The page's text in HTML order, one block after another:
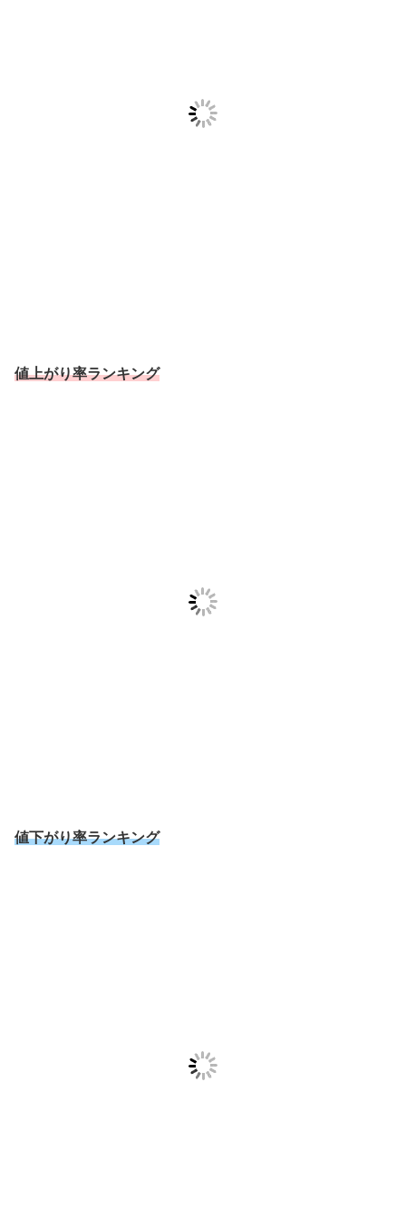
値上がり率ランキング
値下がり率ランキング